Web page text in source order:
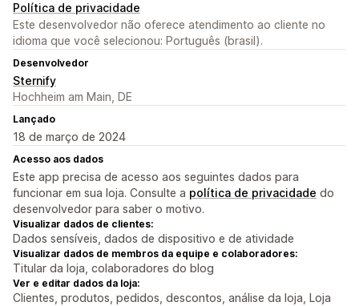
Política de privacidade
Este desenvolvedor não oferece atendimento ao cliente no
idioma que você selecionou: Português (brasil).
Desenvolvedor
Sternify
Hochheim am Main, DE
Lançado
18 de março de 2024
Acesso aos dados
Este app precisa de acesso aos seguintes dados para
funcionar em sua loja. Consulte a política de privacidade do
desenvolvedor para saber o motivo.
Visualizar dados de clientes:
Dados sensíveis, dados de dispositivo e de atividade
Visualizar dados de membros da equipe e colaboradores:
Titular da loja, colaboradores do blog
Ver e editar dados da loja:
Clientes, produtos, pedidos, descontos, análise da loja, Loja